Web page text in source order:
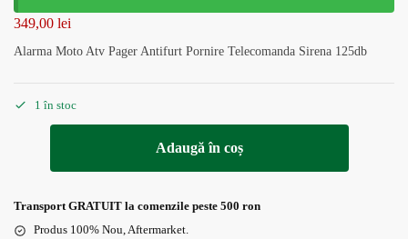
349,00 lei
Alarma Moto Atv Pager Antifurt Pornire Telecomanda Sirena 125db
1 în stoc
Adaugă în coș
Transport GRATUIT la comenzile peste 500 ron
Produs 100% Nou, Aftermarket.